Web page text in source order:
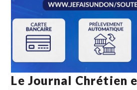
Le Journal Chrétien